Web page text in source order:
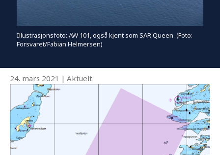
Illustrasjonsfoto: AW 101, også kjent som SAR Queen. (Foto:
Forsvaret/Fabian Helmersen)
24. mars 2021 | Aktuelt